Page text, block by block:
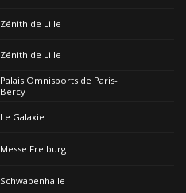
Zénith de Lille
Zénith de Lille
Palais Omnisports de Paris-
Bercy
Le Galaxie
Messe Freiburg
Schwabenhalle